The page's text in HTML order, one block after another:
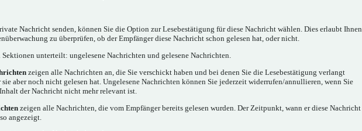
Nachricht senden, können Sie die Option zur Lesebestätigung für diese Nachricht wählen. Dies erlaubt Ihnen
zu überprüfen, ob der Empfänger diese Nachricht schon gelesen hat, oder nicht.
unterteilt: ungelesene Nachrichten und gelesene Nachrichten.
zeigen alle Nachrichten an, die Sie verschickt haben und bei denen Sie die Lesebestätigung verlangt
sie aber noch nicht gelesen hat. Ungelesene Nachrichten können Sie jederzeit widerrufen/annullieren, wenn Sie
der Nachricht nicht mehr relevant ist.
zeigen alle Nachrichten, die vom Empfänger bereits gelesen wurden. Der Zeitpunkt, wann er diese Nachricht
angezeigt.